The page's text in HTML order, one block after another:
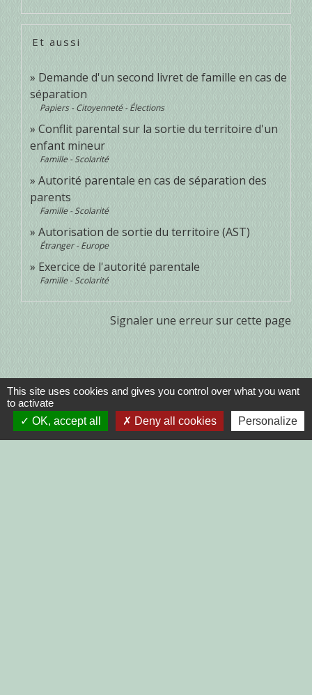
Et aussi
Demande d'un second livret de famille en cas de
séparation
Papiers - Citoyenneté - Élections
Conflit parental sur la sortie du territoire d'un
enfant mineur
Famille - Scolarité
Autorité parentale en cas de séparation des
parents
Famille - Scolarité
Autorisation de sortie du territoire (AST)
Étranger - Europe
Exercice de l'autorité parentale
Famille - Scolarité
Signaler une erreur sur cette page
Contacts
Commune de Trélivan
1 rue des Clairettes
This site uses cookies and gives you control over what you want
to activate
OK, accept all
Deny all cookies Personalize